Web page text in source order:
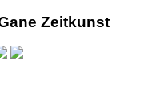
Zeitkunst